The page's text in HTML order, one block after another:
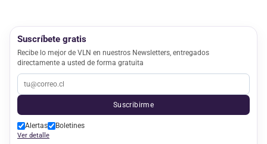
Suscríbete gratis
Recibe lo mejor de VLN en nuestros Newsletters, entregados
directamente a usted de forma gratuita
Suscribirme
Alertas Boletines
Ver detalle